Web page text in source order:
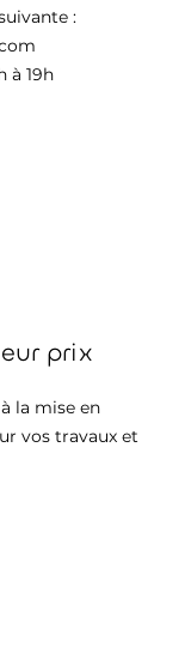
:
à 19h
prix
la mise en
vos travaux et